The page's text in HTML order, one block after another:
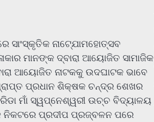
ସାଂସ୍କୃତିକ ନାଟ୍ଯୋମହୋତ୍ସବ
ମାନଙ୍କ ଦ୍ବାରା ଆୟୋଜିତ ସାମାଜିକ
ଆୟୋଜିତ ନାଟକକୁ ଉଦଘାଟକ ଭାବେ
ପ୍ରଧାନ ଶିକ୍ଷକ ଚନ୍ଦ୍ର ଶେଖର
ମାଁ ସ୍ୱପ୍ନେଶ୍ୱରୀ ଉଚ୍ଚ ବିଦ୍ୟାଳୟ
ନିକଟରେ ପ୍ରଦୀପ ପ୍ରଜ୍ବଳନ ପରେ